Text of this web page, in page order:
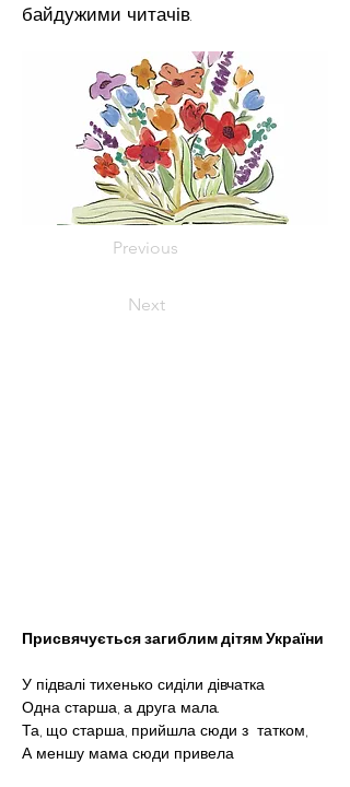
байдужими читачів.
Previous
Next
Присвячується загиблим дітям України
У підвалі тихенько сиділи дівчатка
Одна старша, а друга мала.
Та, що старша, прийшла сюди з  татком,
А меншу мама сюди привела